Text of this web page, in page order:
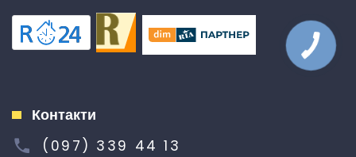
Контакти
(097) 339 44 13